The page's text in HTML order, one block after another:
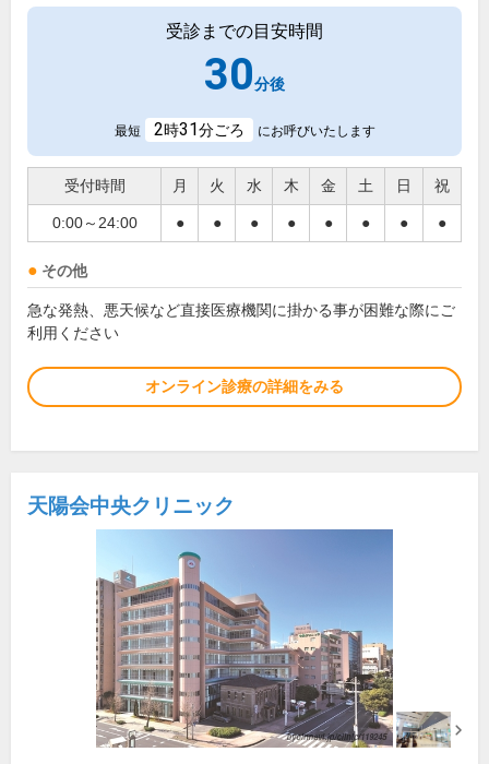
受診までの目安時間
30分後
最短 2時31分ごろ にお呼びいたします
受付時間 月 火 水 木 金 土 日 祝
0:00～24:00 ● ● ● ● ● ● ● ●
その他
急な発熱、悪天候など直接医療機関に掛かる事が困難な際にご
利用ください
オンライン診療の詳細をみる
天陽会中央クリニック